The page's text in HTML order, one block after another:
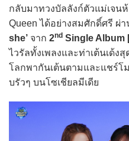
กลับมาทวงบัลลังก์ตัวแม่เจน
Queen ได้อย่างสมศักดิ์ศรี ผ่
she’ จาก 2nd Single Album
ไวรัลทั้งเพลงและท่าเต้นเด้
โลกพากันเต้นตามและแชร์โ
บรัวๆ บนโซเชียลมีเดีย